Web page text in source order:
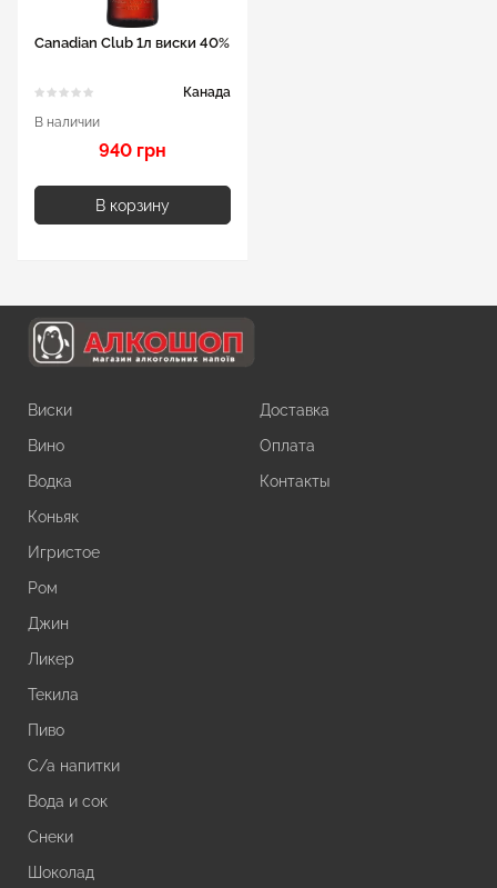
Canadian Club 1л виски 40%
Канада
В наличии
940 грн
В корзину
Виски
Вино
Водка
Коньяк
Игристое
Ром
Джин
Ликер
Текила
Пиво
С/а напитки
Вода и сок
Снеки
Шоколад
Доставка
Оплата
Контакты